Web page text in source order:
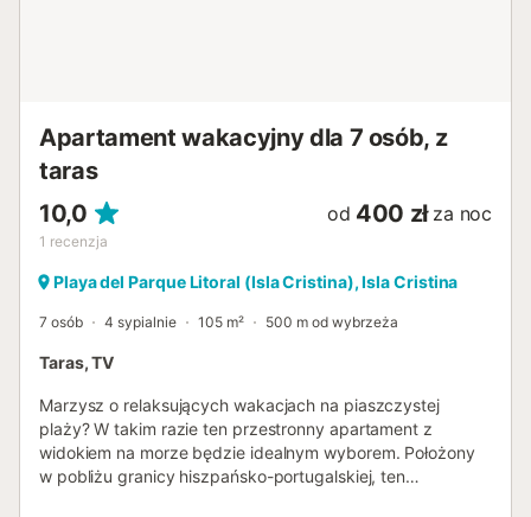
Apartament wakacyjny dla 7 osób, z
taras
10,0
1 recenzja
od 400 zł za noc
Playa del Parque Litoral (Isla Cristina), Isla Cristina
7 osób 4 sypialnie 105 m² 500 m od wybrzeża
Taras, TV
Marzysz o relaksujących wakacjach na piaszczystej
plaży? W takim razie ten przestronny apartament z
widokiem na morze będzie idealnym wyborem. Położony
w pobliżu granicy hiszpańsko-portugalskiej, ten